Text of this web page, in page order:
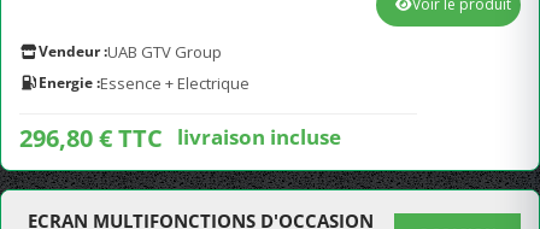
Vendeur :UAB GTV Group
Energie :Essence + Electrique
296,80 € TTC livraison incluse
Voir le produit
ECRAN MULTIFONCTIONS D'OCCASION